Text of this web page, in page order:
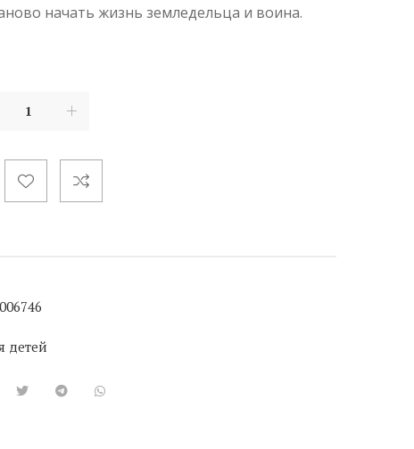
начать жизнь земледельца и воина.
детей